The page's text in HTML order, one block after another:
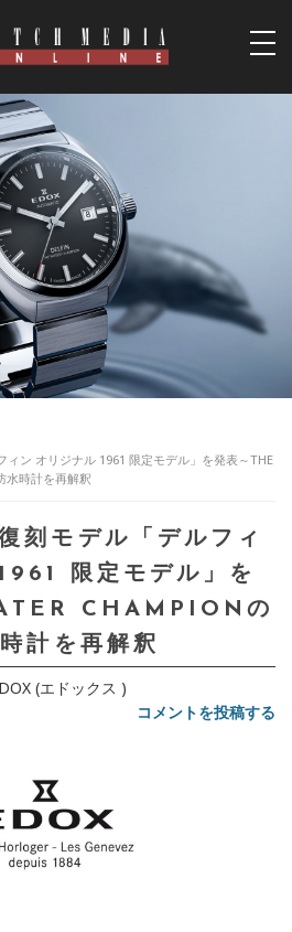
ィン オリジナル 1961 限定モデル」を発表～THE
水時計を再解釈
刻モデル「デルフィ
限定モデル」を
CHAMPIONの
計を再解釈
(エドックス )
コメントを投稿する